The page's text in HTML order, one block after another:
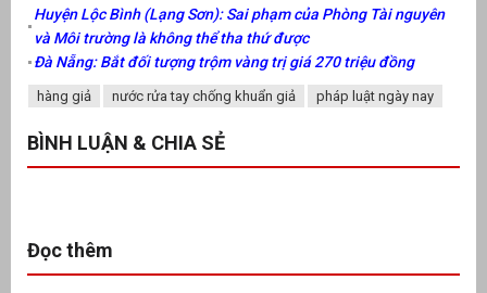
Huyện Lộc Bình (Lạng Sơn): Sai phạm của Phòng Tài nguyên
và Môi trường là không thể tha thứ được
Đà Nẵng: Bắt đối tượng trộm vàng trị giá 270 triệu đồng
hàng giả nước rửa tay chống khuẩn giả pháp luật ngày nay
BÌNH LUẬN & CHIA SẺ
Đọc thêm